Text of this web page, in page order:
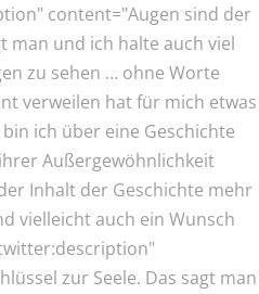
content="Augen sind der
man und ich halte auch viel
zu sehen … ohne Worte
verweilen hat für mich etwas
ich über eine Geschichte
Außergewöhnlichkeit
Inhalt der Geschichte mehr
vielleicht auch ein Wunsch
zur Seele. Das sagt man